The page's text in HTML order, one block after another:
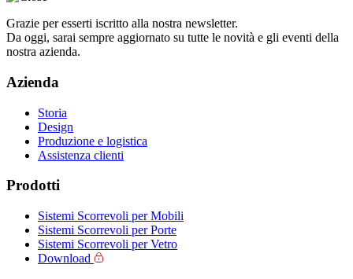
Grazie per esserti iscritto alla nostra newsletter.
Da oggi, sarai sempre aggiornato su tutte le novità e gli eventi della
nostra azienda.
Azienda
Storia
Design
Produzione e logistica
Assistenza clienti
Prodotti
Sistemi Scorrevoli per Mobili
Sistemi Scorrevoli per Porte
Sistemi Scorrevoli per Vetro
Download